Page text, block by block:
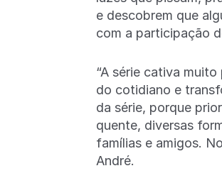
e descobrem que
com a participação
“A série cativa
do cotidiano e
da série, porque
quente, diversas
famílias e amigos.
André.